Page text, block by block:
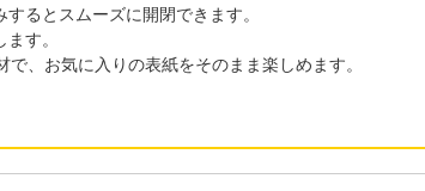
るとスムーズに開閉できます。
す。
、お気に入りの表紙をそのまま楽しめます。